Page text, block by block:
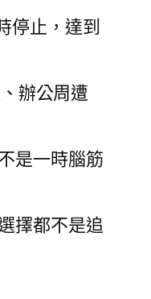
停止，達到
辦公周遭
是一時腦筋
擇都不是追